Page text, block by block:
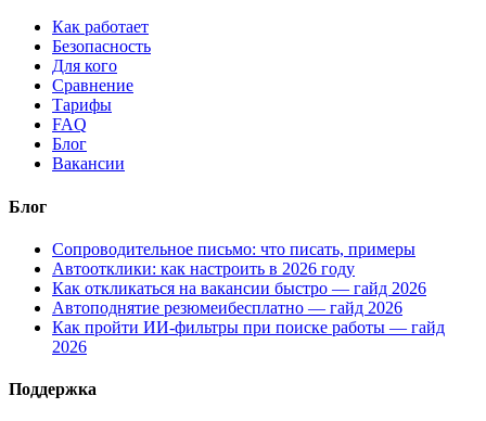
Как работает
Безопасность
Для кого
Сравнение
Тарифы
FAQ
Блог
Вакансии
Блог
Сопроводительное письмо: что писать, примеры
Автоотклики: как настроить в 2026 году
Как откликаться на вакансии быстро — гайд 2026
Автоподнятие резюмеибесплатно — гайд 2026
Как пройти ИИ-фильтры при поиске работы — гайд
2026
Поддержка